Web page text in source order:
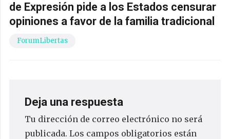
de Expresión pide a los Estados censurar
opiniones a favor de la familia tradicional
ForumLibertas
Deja una respuesta
Tu dirección de correo electrónico no será
publicada. Los campos obligatorios están